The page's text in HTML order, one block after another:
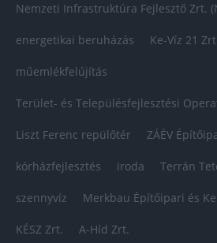
Nemzeti Infrastruktúra Fejlesztő Zrt.
energetikai beruházás Ke-Víz 21
műemlékfelújítás
Terület- és Településfejlesztési
Liszt Ferenc repülőtér ZÁÉV
kórházfejlesztés iroda Terrán
szennyvíz Merkbau Építőipari és
KÉSZ Zrt. A-Híd Zrt.